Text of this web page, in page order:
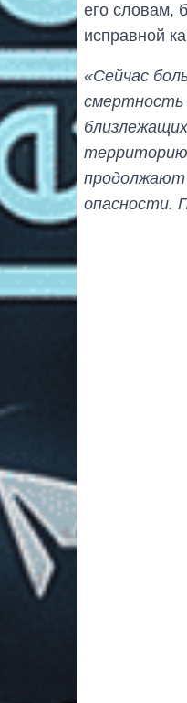
его словам,
исправной
«Сейчас
смертность
территорию
продолжают
опасности.